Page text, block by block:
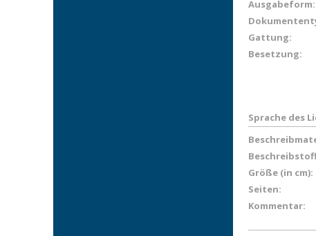
Ausgabeform:
Gattung:
Besetzung:
Sprache des
Größe (in cm):
Seiten:
Kommentar: